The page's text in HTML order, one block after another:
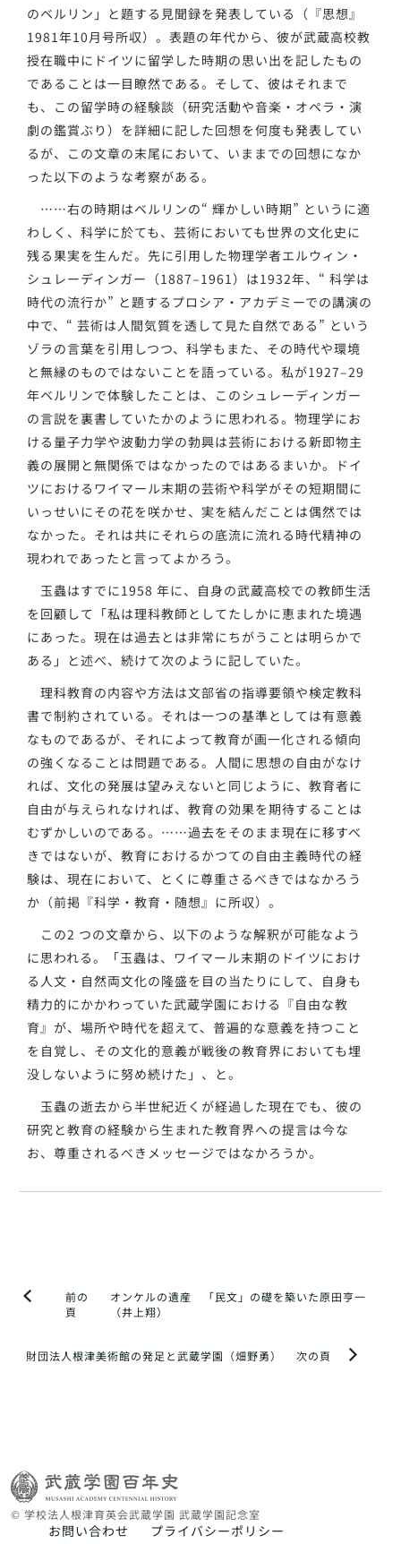
のベルリン」と題する見聞録を発表している（『思想』
1981年10月号所収）。表題の年代から、彼が武蔵高校教
授在職中にドイツに留学した時期の思い出を記したもの
であることは一目瞭然である。そして、彼はそれまで
も、この留学時の経験談（研究活動や音楽・オペラ・演
劇の鑑賞ぶり）を詳細に記した回想を何度も発表してい
るが、この文章の末尾において、いままでの回想になか
った以下のような考察がある。
……右の時期はベルリンの“ 輝かしい時期” というに適
わしく、科学に於ても、芸術においても世界の文化史に
残る果実を生んだ。先に引用した物理学者エルウィン・
シュレーディンガー（1887–1961）は1932年、“ 科学は
時代の流行か” と題するプロシア・アカデミーでの講演の
中で、“ 芸術は人間気質を透して見た自然である” という
ゾラの言葉を引用しつつ、科学もまた、その時代や環境
と無縁のものではないことを語っている。私が1927–29
年ベルリンで体験したことは、このシュレーディンガー
の言説を裏書していたかのように思われる。物理学にお
ける量子力学や波動力学の勃興は芸術における新即物主
義の展開と無関係ではなかったのではあるまいか。ドイ
ツにおけるワイマール末期の芸術や科学がその短期間に
いっせいにその花を咲かせ、実を結んだことは偶然では
なかった。それは共にそれらの底流に流れる時代精神の
現われであったと言ってよかろう。
玉蟲はすでに1958 年に、自身の武蔵高校での教師生活
を回顧して「私は理科教師としてたしかに恵まれた境遇
にあった。現在は過去とは非常にちがうことは明らかで
ある」と述べ、続けて次のように記していた。
理科教育の内容や方法は文部省の指導要領や検定教科
書で制約されている。それは一つの基準としては有意義
なものであるが、それによって教育が画一化される傾向
の強くなることは問題である。人間に思想の自由がなけ
れば、文化の発展は望みえないと同じように、教育者に
自由が与えられなければ、教育の効果を期待することは
むずかしいのである。……過去をそのまま現在に移すべ
きではないが、教育におけるかつての自由主義時代の経
験は、現在において、とくに尊重さるべきではなかろう
か（前掲『科学・教育・随想』に所収）。
この2 つの文章から、以下のような解釈が可能なよう
に思われる。「玉蟲は、ワイマール末期のドイツにおけ
る人文・自然両文化の隆盛を目の当たりにして、自身も
精力的にかかわっていた武蔵学園における『自由な教
育』が、場所や時代を超えて、普遍的な意義を持つこと
を自覚し、その文化的意義が戦後の教育界においても埋
没しないように努め続けた」、と。
玉蟲の逝去から半世紀近くが経過した現在でも、彼の
研究と教育の経験から生まれた教育界への提言は今な
お、尊重されるべきメッセージではなかろうか。
前の
頁
オンケルの遺産 「民文」の礎を築いた原田亨一
（井上翔）
次の頁
財団法人根津美術館の発足と武蔵学園（畑野勇）
© 学校法人根津育英会武蔵学園 武蔵学園記念室
お問い合わせ プライバシーポリシー